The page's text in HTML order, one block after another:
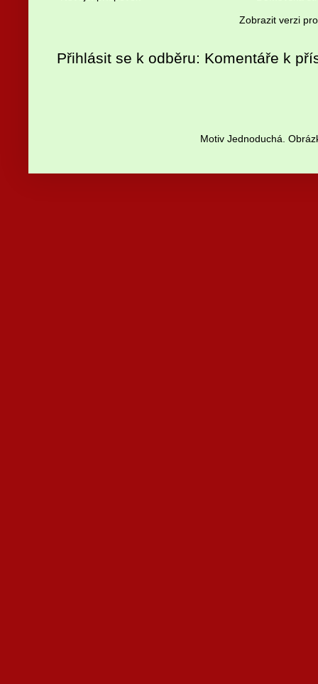
Zobrazit verzi
Přihlásit se k odběru: Komentáře k
Motiv Jednoduchá.